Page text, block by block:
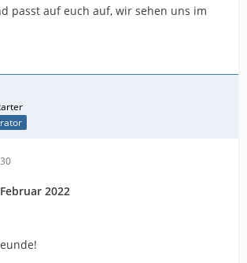
passt auf euch auf, wir sehen uns im
2022